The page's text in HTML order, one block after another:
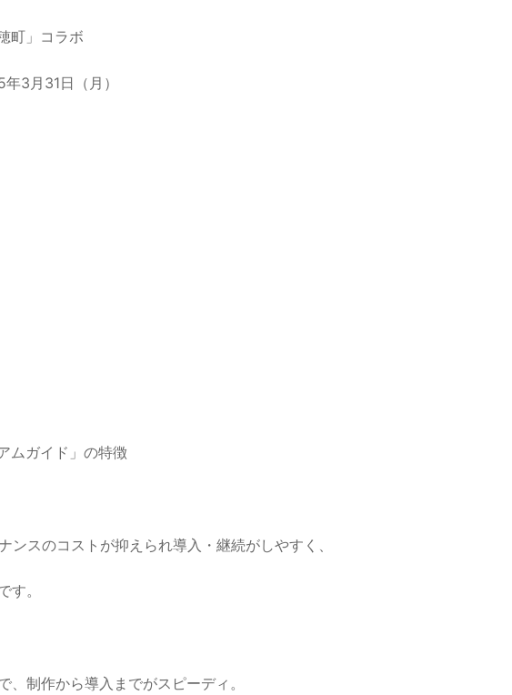
町」コラボ
3月31日（月）
ムガイド」の特徴
スのコストが抑えられ導入・継続がしやすく、
す。
制作から導入までがスピーディ。